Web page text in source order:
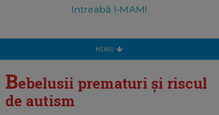
Intreabă I-MAMI
MENIU
Bebelusii prematuri și riscul
de autism